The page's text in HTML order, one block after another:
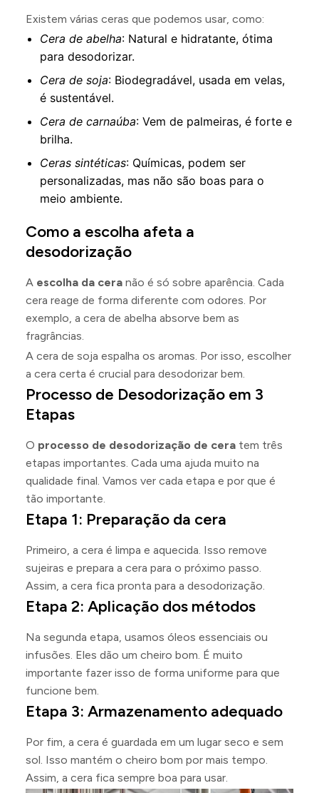
Existem várias ceras que podemos usar, como:
Cera de abelha: Natural e hidratante, ótima
para desodorizar.
Cera de soja: Biodegradável, usada em velas,
é sustentável.
Cera de carnaúba: Vem de palmeiras, é forte e
brilha.
Ceras sintéticas: Químicas, podem ser
personalizadas, mas não são boas para o
meio ambiente.
Como a escolha afeta a
desodorização
A escolha da cera não é só sobre aparência. Cada
cera reage de forma diferente com odores. Por
exemplo, a cera de abelha absorve bem as
fragrâncias.
A cera de soja espalha os aromas. Por isso, escolher
a cera certa é crucial para desodorizar bem.
Processo de Desodorização em 3
Etapas
O processo de desodorização de cera tem três
etapas importantes. Cada uma ajuda muito na
qualidade final. Vamos ver cada etapa e por que é
tão importante.
Etapa 1: Preparação da cera
Primeiro, a cera é limpa e aquecida. Isso remove
sujeiras e prepara a cera para o próximo passo.
Assim, a cera fica pronta para a desodorização.
Etapa 2: Aplicação dos métodos
Na segunda etapa, usamos óleos essenciais ou
infusões. Eles dão um cheiro bom. É muito
importante fazer isso de forma uniforme para que
funcione bem.
Etapa 3: Armazenamento adequado
Por fim, a cera é guardada em um lugar seco e sem
sol. Isso mantém o cheiro bom por mais tempo.
Assim, a cera fica sempre boa para usar.